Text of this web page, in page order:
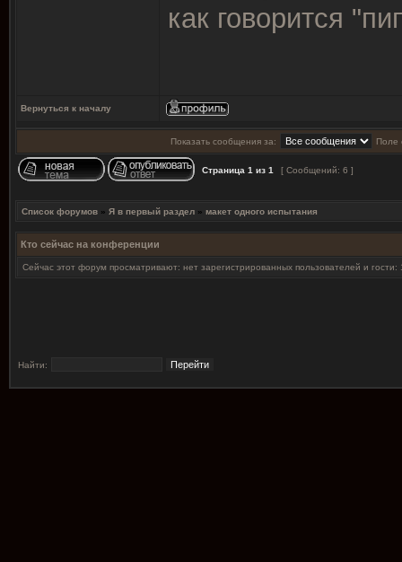
как говорится
Вернуться к началу
Показать сообщения за: Поле
Страница 1 из 1 [ Сообщений: 6 ]
Список форумов » Я в первый раздел » макет одного испытания
Кто сейчас на конференции
Сейчас этот форум просматривают: нет зарегистрированных пользователей и гости:
Найти: